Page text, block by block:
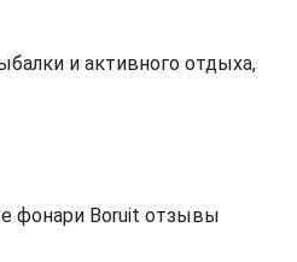
и активного отдыха,
фонари Boruit отзывы